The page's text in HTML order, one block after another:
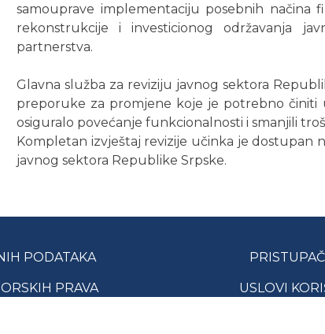
samouprave implementaciju posebnih načina
rekonstrukcije i investicionog održavanja
partnerstva.
Glavna služba za reviziju javnog sektora
preporuke za promjene koje je potrebno činiti
osiguralo povećanje funkcionalnosti i smanjili
Kompletan izvještaj revizije učinka je dostupan
javnog sektora Republike Srpske.
PODATAKA
PRAVA USLOVI